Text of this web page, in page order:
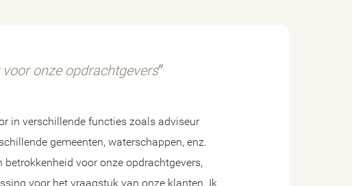
onze opdrachtgevers
in verschillende functies zoals adviseur
gemeenten, waterschappen, enz.
voor onze opdrachtgevers,
voor het vraagstuk van onze klanten. Ik